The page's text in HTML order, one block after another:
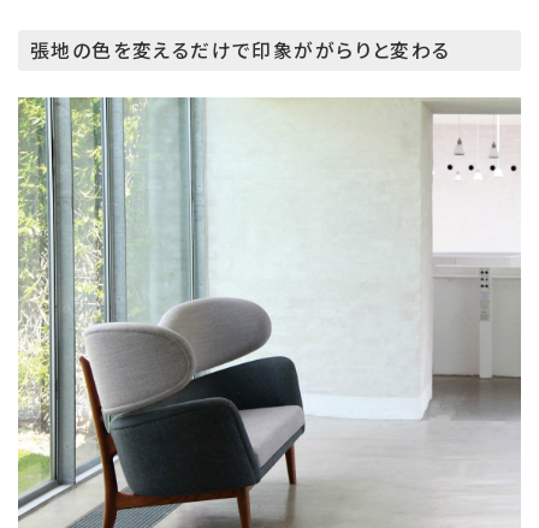
張地の色を変えるだけで印象ががらりと変わる